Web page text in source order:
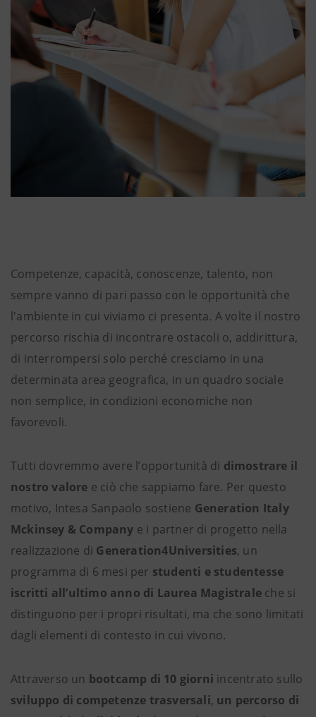
Competenze, capacità, conoscenze, talento, non
sempre vanno di pari passo con le opportunità che
l'ambiente in cui viviamo ci presenta. A volte il nostro
percorso rischia di incontrare ostacoli o, addirittura,
di interrompersi solo perché cresciamo in una
determinata area geografica, in un quadro sociale
non semplice, in condizioni economiche non
favorevoli.
Tutti dovremmo avere l’opportunità di dimostrare il
nostro valore e ciò che sappiamo fare. Per questo
motivo, Intesa Sanpaolo sostiene Generation Italy
Mckinsey & Company e i partner di progetto nella
realizzazione di Generation4Universities, un
programma di 6 mesi per studenti e studentesse
iscritti all’ultimo anno di Laurea Magistrale che si
distinguono per i propri risultati, ma che sono limitati
dagli elementi di contesto in cui vivono.
Attraverso un bootcamp di 10 giorni incentrato sullo
sviluppo di competenze trasversali, un percorso di